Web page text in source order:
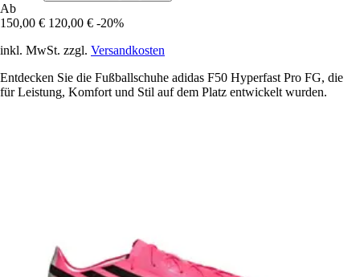
Ab
150,00 € 120,00 € -20%
inkl. MwSt. zzgl. Versandkosten
Entdecken Sie die Fußballschuhe adidas F50 Hyperfast Pro FG, die
für Leistung, Komfort und Stil auf dem Platz entwickelt wurden.